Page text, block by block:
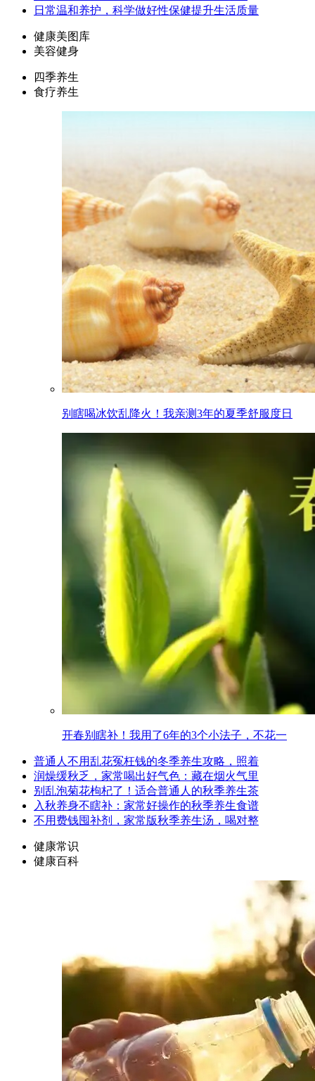
日常温和养护，科学做好性保健提升生活质量
健康美图库
美容健身
四季养生
食疗养生
别瞎喝冰饮乱降火！我亲测3年的夏季舒服度日
开春别瞎补！我用了6年的3个小法子，不花一
普通人不用乱花冤枉钱的冬季养生攻略，照着
润燥缓秋乏，家常喝出好气色：藏在烟火气里
别乱泡菊花枸杞了！适合普通人的秋季养生茶
入秋养身不瞎补：家常好操作的秋季养生食谱
不用费钱囤补剂，家常版秋季养生汤，喝对整
健康常识
健康百科